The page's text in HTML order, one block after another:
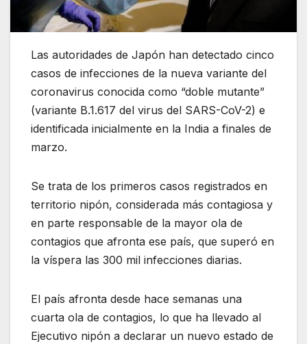
Las autoridades de Japón han detectado cinco
casos de infecciones de la nueva variante del
coronavirus conocida como “doble mutante”
(variante B.1.617 del virus del SARS-CoV-2) e
identificada inicialmente en la India a finales de
marzo.
Se trata de los primeros casos registrados en
territorio nipón, considerada más contagiosa y
en parte responsable de la mayor ola de
contagios que afronta ese país, que superó en
la víspera las 300 mil infecciones diarias.
El país afronta desde hace semanas una
cuarta ola de contagios, lo que ha llevado al
Ejecutivo nipón a declarar un nuevo estado de